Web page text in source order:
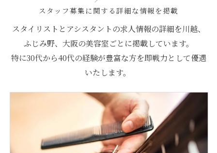
スタッフ募集に関する詳細な情報を掲載
スタイリストとアシスタントの求人情報の詳細を川越、
ふじみ野、大阪の美容室ごとに掲載しています。
特に30代から40代の経験が豊富な方を即戦力として優遇
いたします。